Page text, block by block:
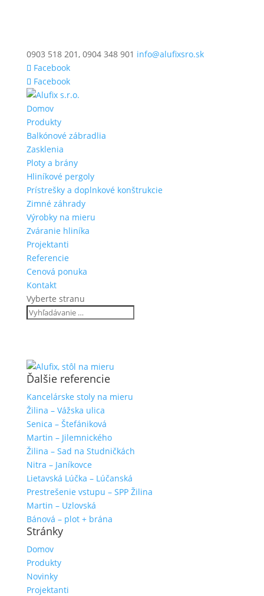
0903 518 201, 0904 348 901 info@alufixsro.sk
Facebook
Facebook
Domov
Produkty
Balkónové zábradlia
Zasklenia
Ploty a brány
Hliníkové pergoly
Prístrešky a doplnkové konštrukcie
Zimné záhrady
Výrobky na mieru
Zváranie hliníka
Projektanti
Referencie
Cenová ponuka
Kontakt
Vyberte stranu
Ďalšie referencie
Kancelárske stoly na mieru
Žilina – Vážska ulica
Senica – Štefániková
Martin – Jilemnického
Žilina – Sad na Studničkách
Nitra – Janíkovce
Lietavská Lúčka – Lúčanská
Prestrešenie vstupu – SPP Žilina
Martin – Uzlovská
Bánová – plot + brána
Stránky
Domov
Produkty
Novinky
Projektanti